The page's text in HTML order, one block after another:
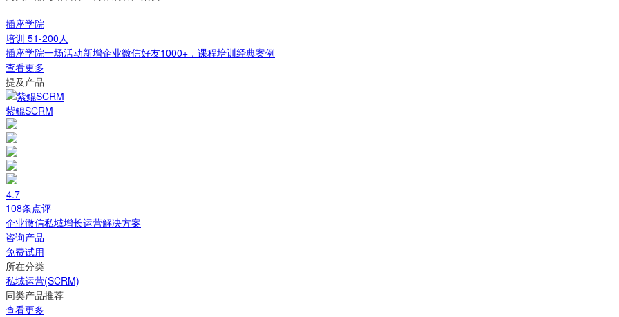
插座学院
培训 51-200人
插座学院一场活动新增企业微信好友1000+，课程培训经典案例
查看更多
提及产品
紫鲲SCRM
4.7
108条点评
企业微信私域增长运营解决方案
咨询产品
免费试用
所在分类
私域运营(SCRM)
同类产品推荐
查看更多